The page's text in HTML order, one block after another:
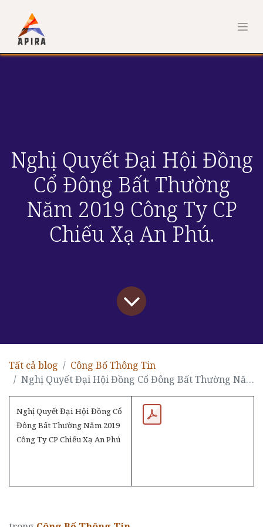
Nghị Quyết Đại Hội Đồng
Cổ Đông Bất Thường
Năm 2019 Công Ty CP
Chiếu Xạ An Phú.
Tất cả blog
Công Bố Thông Tin
Nghị Quyết Đại Hội Đồng Cổ Đông Bất Thường Năm 2019 Công Ty CP Chiếu Xạ An Phú.
Nghị Quyết Đại Hội Đồng Cổ
Đông Bất Thường Năm 2019
Công Ty CP Chiếu Xạ An Phú